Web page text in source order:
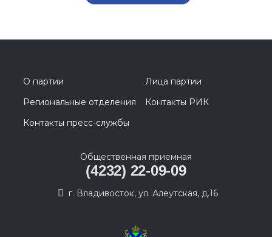
О партии
Лица партии
Региональные отделения
Контакты РИК
Контакты пресс-службы
Общественная приемная
(4232) 22-09-09
г. Владивосток, ул. Алеутская, д.16